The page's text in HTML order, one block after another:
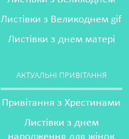
Листівки з Великоднем gif
Листівки з днем матері
АКТУАЛЬНІ ПРИВІТАННЯ
Привітання з Хрестинами
Листівки з днем
народження для жінок